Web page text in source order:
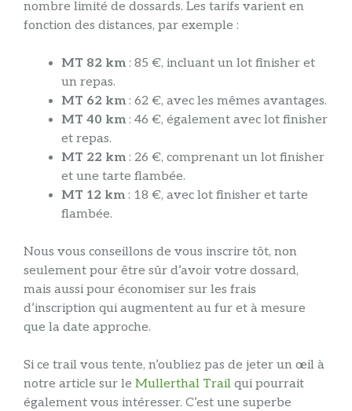
nombre limité de dossards. Les tarifs varient en
fonction des distances, par exemple :
MT 82 km: 85 €, incluant un lot finisher et
un repas.
MT 62 km: 62 €, avec les mêmes avantages.
MT 40 km: 46 €, également avec lot finisher
et repas.
MT 22 km: 26 €, comprenant un lot finisher
et une tarte flambée.
MT 12 km: 18 €, avec lot finisher et tarte
flambée.
Nous vous conseillons de vous inscrire tôt, non
seulement pour être sûr d’avoir votre dossard,
mais aussi pour économiser sur les frais
d’inscription qui augmentent au fur et à mesure
que la date approche.
Si ce trail vous tente, n’oubliez pas de jeter un œil à
notre article sur le Mullerthal Trail qui pourrait
également vous intéresser. C’est une superbe